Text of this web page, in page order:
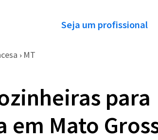
Seja um profissional
› MT
para
em Mato